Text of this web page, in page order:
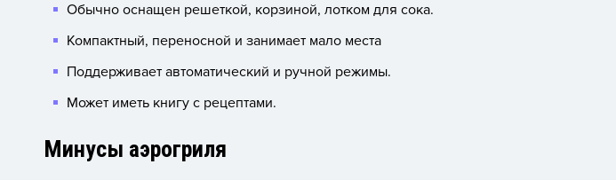
Обычно оснащен решеткой, корзиной, лотком для сока.
Компактный, переносной и занимает мало места
Поддерживает автоматический и ручной режимы.
Может иметь книгу с рецептами.
Минусы аэрогриля